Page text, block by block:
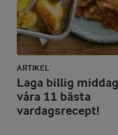
ARTIKEL
Laga billig
våra 11 bästa
vardagsrecept!